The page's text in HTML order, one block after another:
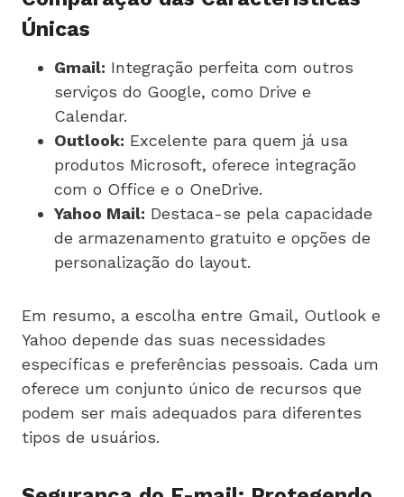
Únicas
Gmail: Integração perfeita com outros
serviços do Google, como Drive e
Calendar.
Outlook: Excelente para quem já usa
produtos Microsoft, oferece integração
com o Office e o OneDrive.
Yahoo Mail: Destaca-se pela capacidade
de armazenamento gratuito e opções de
personalização do layout.
Em resumo, a escolha entre Gmail, Outlook e
Yahoo depende das suas necessidades
específicas e preferências pessoais. Cada um
oferece um conjunto único de recursos que
podem ser mais adequados para diferentes
tipos de usuários.